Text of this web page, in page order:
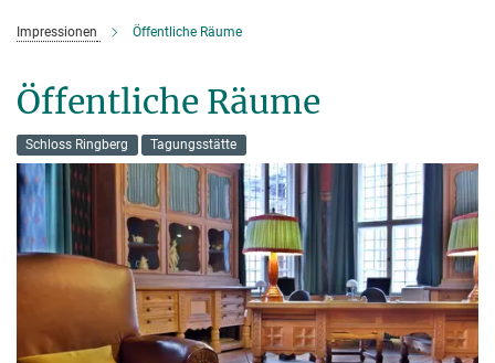
Impressionen Öffentliche Räume
Öffentliche Räume
Schloss Ringberg Tagungsstätte